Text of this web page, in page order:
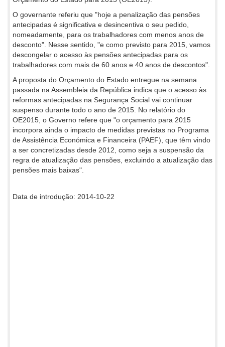
O governante referiu que "hoje a penalização das pensões
antecipadas é significativa e desincentiva o seu pedido,
nomeadamente, para os trabalhadores com menos anos de
desconto". Nesse sentido, "e como previsto para 2015, vamos
descongelar o acesso às pensões antecipadas para os
trabalhadores com mais de 60 anos e 40 anos de descontos".
A proposta do Orçamento do Estado entregue na semana
passada na Assembleia da República indica que o acesso às
reformas antecipadas na Segurança Social vai continuar
suspenso durante todo o ano de 2015. No relatório do
OE2015, o Governo refere que "o orçamento para 2015
incorpora ainda o impacto de medidas previstas no Programa
de Assistência Económica e Financeira (PAEF), que têm vindo
a ser concretizadas desde 2012, como seja a suspensão da
regra de atualização das pensões, excluindo a atualização das
pensões mais baixas".
Data de introdução: 2014-10-22